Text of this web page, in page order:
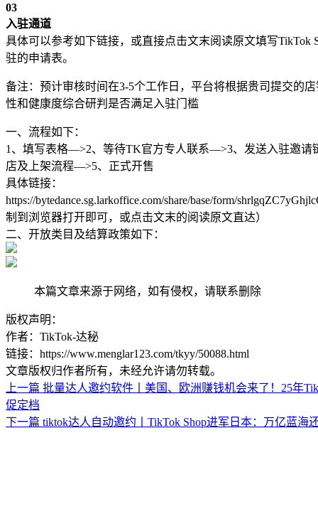
03
入驻通道
具体可以参考如下链接，或直接点击文末阅读原文填写TikTok
驻的申请表。
备注：预计审核时间在3-5个工作日，平台将根据贵司提交的
性和健康度综合研判是否满足入驻门槛
一、流程如下：
1、填写表格—>2、等待TK官方专人联系—>3、发送入驻邀请
店及上架流程—>5、正式开售
具体链接：
https://bytedance.sg.larkoffice.com/share/base/form/
制到浏览器打开即可，或点击文末的阅读原文直达）
二、开放类目及结算政策如下：
本篇文章来源于网络，如有侵权，请联系删除
版权声明：
作者：TikTok-达秘
链接：https://www.menglar123.com/tkyy/50088.html
文章版权归作者所有，未经允许请勿转载。
上一篇 批量达人邀约软件丨美国、欧洲赚钱机会来了！25年
促定档
下一篇 tiktok达人自动邀约丨TikTok Shop进军日本：万亿蓝海